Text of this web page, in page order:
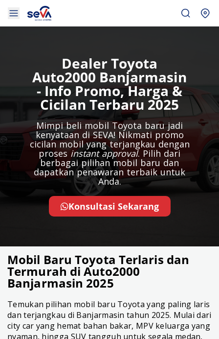
Dealer Toyota
Auto2000 Banjarmasin
- Info Promo, Harga &
Cicilan Terbaru 2025​
Mimpi beli mobil Toyota baru jadi
kenyataan di SEVA! Nikmati promo
cicilan mobil yang terjangkau dengan
proses instant approval. Pilih dari
berbagai pilihan mobil baru dan
dapatkan penawaran terbaik untuk
Anda.
Konsultasi Sekarang
Mobil Baru Toyota Terlaris dan
Termurah di Auto2000
Banjarmasin 2025
Temukan pilihan mobil baru Toyota yang paling laris
dan terjangkau di Banjarmasin tahun 2025. Mulai dari
city car yang hemat bahan bakar, MPV keluarga yang
nyaman, hingga SUV tangguh untuk segala medan,